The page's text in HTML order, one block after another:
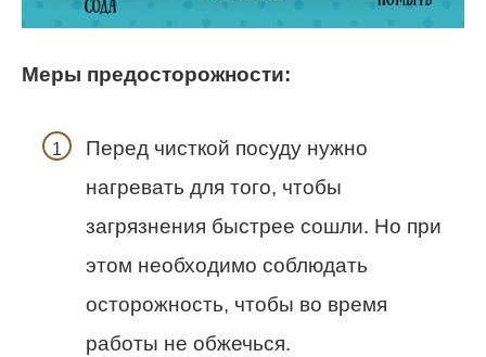
Меры предосторожности:
Перед чисткой посуду нужно
нагревать для того, чтобы
загрязнения быстрее сошли. Но при
этом необходимо соблюдать
осторожность, чтобы во время
работы не обжечься.